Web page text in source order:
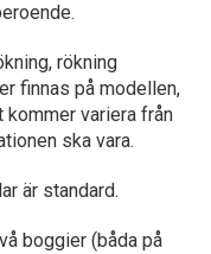
rökning
finnas på modellen,
variera från
ska vara.
är standard.
boggier (båda på